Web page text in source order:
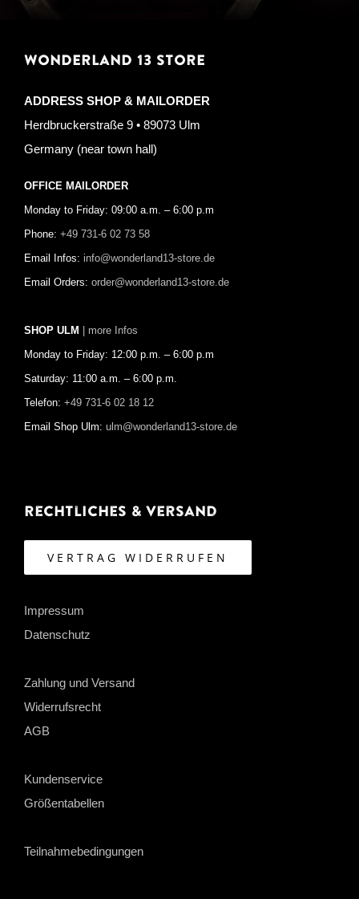
WONDERLAND 13 STORE
ADDRESS SHOP & MAILORDER
Herdbruckerstraße 9 • 89073 Ulm
Germany (near town hall)
OFFICE MAILORDER
Monday to Friday: 09:00 a.m. – 6:00 p.m
Phone: +49 731-6 02 73 58
Email Infos: info@wonderland13-store.de
Email Orders: order@wonderland13-store.de
SHOP ULM | more Infos
Monday to Friday: 12:00 p.m. – 6:00 p.m
Saturday: 11:00 a.m. – 6:00 p.m.
Telefon: +49 731-6 02 18 12
Email Shop Ulm: ulm@wonderland13-store.de
Rechtliches & Versand
VERTRAG WIDERRUFEN
Impressum
Datenschutz
Zahlung und Versand
Widerrufsrecht
AGB
Kundenservice
Größentabellen
Teilnahmebedingungen